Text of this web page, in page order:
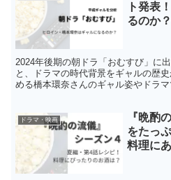
ト発表
るのか
2024年後期の朝ドラ「おむすび」に
と、ドラマの時代背景をギャルの歴
める橋本環奈さんのギャル姿やドラ
ドラマ・映画
『晩酌
をたっ
料理に